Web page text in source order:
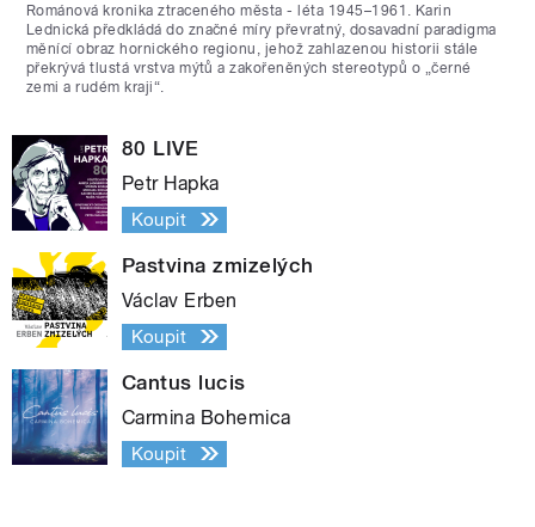
Románová kronika ztraceného města - léta 1945–1961. Karin
Lednická předkládá do značné míry převratný, dosavadní paradigma
měnící obraz hornického regionu, jehož zahlazenou historii stále
překrývá tlustá vrstva mýtů a zakořeněných stereotypů o „černé
zemi a rudém kraji“.
80 LIVE
Petr Hapka
Koupit
Pastvina zmizelých
Václav Erben
Koupit
Cantus lucis
Carmina Bohemica
Koupit